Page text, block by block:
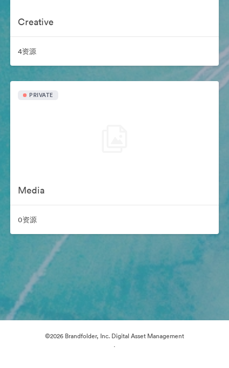
Creative
4资源
PRIVATE
Media
0资源
©2026 Brandfolder, Inc. Digital Asset Management
·